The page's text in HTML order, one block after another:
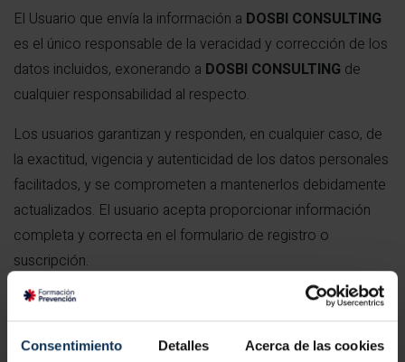
Consentimiento Detalles Acerca de las cookies
El Usuario que envía la información a DOSBI CONSULTING
es el único responsable de la veracidad y corrección de los
datos incluidos, exonerando a DOSBI CONSULTING de
cualquier responsabilidad al respecto.
Los usuarios garantizan y responden, en cualquier caso, de
la exactitud, vigencia y autenticidad de los datos personales
facilitados, y se comprometen a mantenerlos debidamente
actualizados. El usuario acepta proporcionar información
completa y correcta en el formulario de registro o
suscripción.
DOSBI CONSULTING
no responde de la veracidad de las
informaciones que no sean de elaboración propia y de las
que se indique otra fuente, por lo que tampoco asume